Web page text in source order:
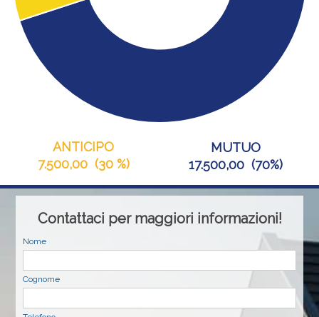
ANTICIPO
7.500,00(30 %)
MUTUO
17.500,00 (70%)
Contattaci per maggiori informazioni!
Nome
Cognome